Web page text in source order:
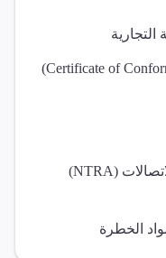
موافقة الجهاز القومي لتنظيم الاتصالات (NTRA)